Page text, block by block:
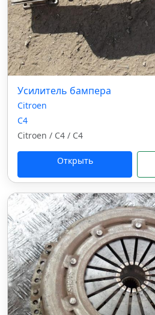
Усилитель бампера
Citroen
C4
Citroen / C4 / C4
Открыть